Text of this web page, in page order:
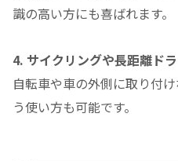
識の高い方にも喜ばれます。
4. サイクリングや長距離ド
自転車や車の外側に取り付
う使い方も可能です。